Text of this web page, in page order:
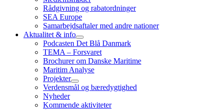
Rådgivning og rabatordninger
SEA Europe
Samarbejdsaftaler med andre nationer
Aktualitet & info
Podcasten Det Blå Danmark
TEMA – Forsvaret
Brochurer om Danske Maritime
Maritim Analyse
Projekter
Verdensmål og bæredygtighed
Nyheder
Kommende aktiviteter